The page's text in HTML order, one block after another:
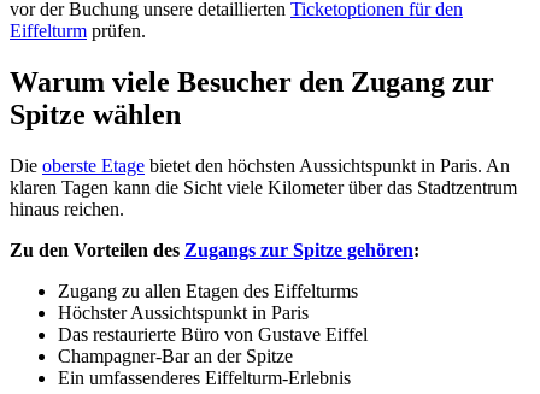
vor der Buchung unsere detaillierten Ticketoptionen für den
Eiffelturm prüfen.
Warum viele Besucher den Zugang zur
Spitze wählen
Die oberste Etage bietet den höchsten Aussichtspunkt in Paris. An
klaren Tagen kann die Sicht viele Kilometer über das Stadtzentrum
hinaus reichen.
Zu den Vorteilen des Zugangs zur Spitze gehören:
Zugang zu allen Etagen des Eiffelturms
Höchster Aussichtspunkt in Paris
Das restaurierte Büro von Gustave Eiffel
Champagner-Bar an der Spitze
Ein umfassenderes Eiffelturm-Erlebnis